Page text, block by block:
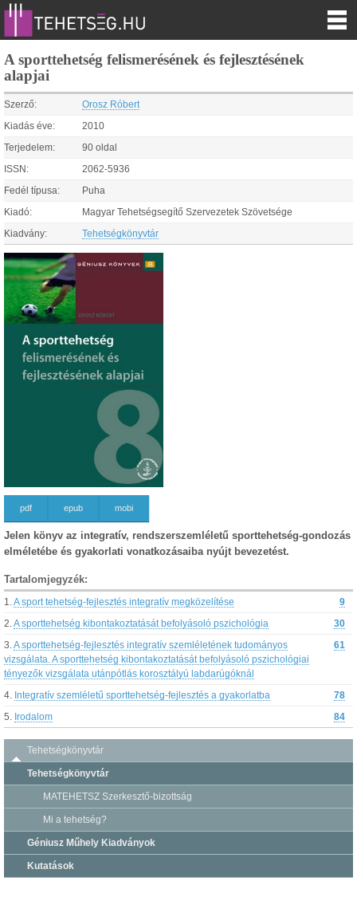
A sporttehetség felismerésének és fejlesztésének
alapjai
Szerző: Orosz Róbert
Kiadás éve: 2010
Terjedelem: 90 oldal
ISSN: 2062-5936
Fedél típusa: Puha
Kiadó: Magyar Tehetségsegítő Szervezetek Szövetsége
Kiadvány: Tehetségkönyvtár
pdf epub mobi
Jelen könyv az integratív, rendszerszemléletű sporttehetség-gondozás
elméletébe és gyakorlati vonatkozásaiba nyújt bevezetést.
Tartalomjegyzék:
1. A sport tehetség-fejlesztés integratív megközelítése 9
2. A sporttehetség kibontakoztatását befolyásoló pszichológia 30
3. A sporttehetség-fejlesztés integratív szemléletének tudományos
vizsgálata. A sporttehetség kibontakoztatását befolyásoló pszichológiai
tényezők vizsgálata utánpótlás korosztályú labdarúgóknál
61
4. Integratív szemléletű sporttehetség-fejlesztés a gyakorlatba 78
5. Irodalom 84
Tehetségkönyvtár
Tehetségkönyvtár
MATEHETSZ Szerkesztő-bizottság
Mi a tehetség?
Géniusz Műhely Kiadványok
Kutatások